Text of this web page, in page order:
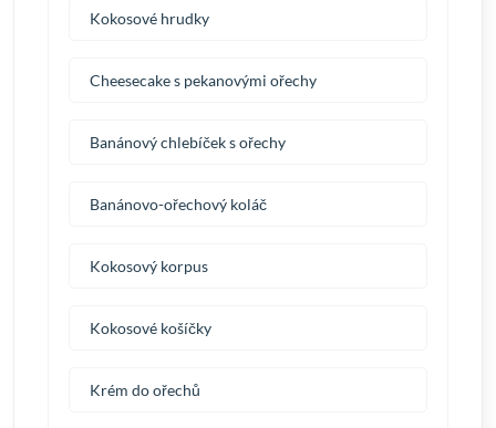
Kokosové hrudky
Cheesecake s pekanovými ořechy
Banánový chlebíček s ořechy
Banánovo-ořechový koláč
Kokosový korpus
Kokosové košíčky
Krém do ořechů